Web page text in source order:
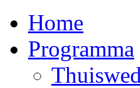
Home
Programma